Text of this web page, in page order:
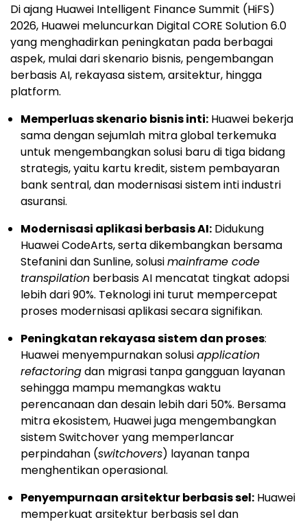
Di ajang Huawei Intelligent Finance Summit (HiFS)
2026, Huawei meluncurkan Digital CORE Solution 6.0
yang menghadirkan peningkatan pada berbagai
aspek, mulai dari skenario bisnis, pengembangan
berbasis AI, rekayasa sistem, arsitektur, hingga
platform.
Memperluas skenario bisnis inti: Huawei bekerja
sama dengan sejumlah mitra global terkemuka
untuk mengembangkan solusi baru di tiga bidang
strategis, yaitu kartu kredit, sistem pembayaran
bank sentral, dan modernisasi sistem inti industri
asuransi.
Modernisasi aplikasi berbasis AI: Didukung
Huawei CodeArts, serta dikembangkan bersama
Stefanini dan Sunline, solusimainframe code
transpilation berbasis AI mencatat tingkat adopsi
lebih dari 90%. Teknologi ini turut mempercepat
proses modernisasi aplikasi secara signifikan.
Peningkatan rekayasa sistem dan proses:
Huawei menyempurnakan solusiapplication
refactoringdan migrasi tanpa gangguan layanan
sehingga mampu memangkas waktu
perencanaan dan desain lebih dari 50%. Bersama
mitra ekosistem, Huawei juga mengembangkan
sistem Switchover yang memperlancar
perpindahan (switchovers) layanan tanpa
menghentikan operasional.
Penyempurnaan arsitektur berbasis sel: Huawei
memperkuat arsitektur berbasis sel dan